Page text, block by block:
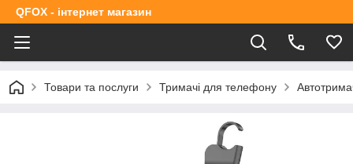
QFOX - інтернет магазин
Товари та послуги Тримачі для телефону